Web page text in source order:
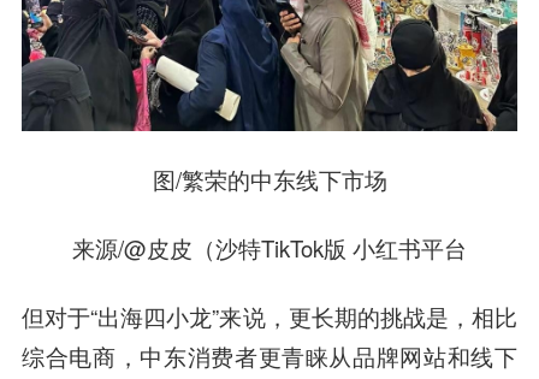
图/繁荣的中东线下市场
来源/@皮皮（沙特TikTok版 小红书平台
但对于“出海四小龙”来说，更长期的挑战是，相比
综合电商，中东消费者更青睐从品牌网站和线下